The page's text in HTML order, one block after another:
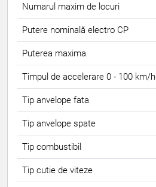
Numarul maxim de locuri
Putere nominală electro CP
Puterea maxima
Timpul de accelerare 0 - 100 km/h
Tip anvelope fata
Tip anvelope spate
Tip combustibil
Tip cutie de viteze